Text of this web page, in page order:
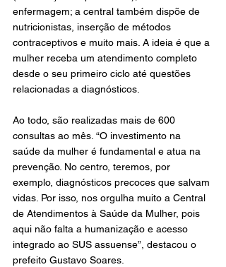
enfermagem; a central também dispõe de
nutricionistas, inserção de métodos
contraceptivos e muito mais. A ideia é que a
mulher receba um atendimento completo
desde o seu primeiro ciclo até questões
relacionadas a diagnósticos.
Ao todo, são realizadas mais de 600
consultas ao mês. “O investimento na
saúde da mulher é fundamental e atua na
prevenção. No centro, teremos, por
exemplo, diagnósticos precoces que salvam
vidas. Por isso, nos orgulha muito a Central
de Atendimentos à Saúde da Mulher, pois
aqui não falta a humanização e acesso
integrado ao SUS assuense”, destacou o
prefeito Gustavo Soares.